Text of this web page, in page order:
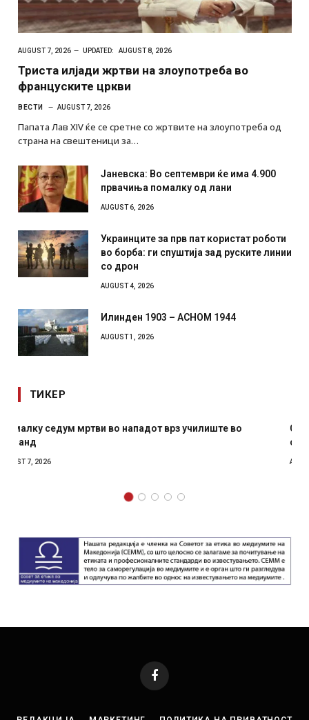
AUGUST 7, 2026 UPDATED: AUGUST 8, 2026
Триста илјади жртви на злоупотреба во
француските цркви
ВЕСТИ AUGUST 7, 2026
Папата Лав XIV ќе се сретне со жртвите на злоупотреба од
страна на свештеници за…
Јаневска: Во септември ќе има 4.900
првачиња помалку од лани
AUGUST 6, 2026
Украинците за прв пат користат роботи
во борба: ги спуштија зад руските линии
со дрон
AUGUST 4, 2026
Илинден 1903 – АСНОМ 1944
AUGUST 1, 2026
ТИКЕР
СОЗИС: Украинците повеќе им веруваат на генералите
отколку на Зеленски
AUGUST 7, 2026
Facebook